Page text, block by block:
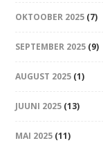
OKTOOBER 2025 (7)
SEPTEMBER 2025 (9)
AUGUST 2025 (1)
JUUNI 2025 (13)
MAI 2025 (11)